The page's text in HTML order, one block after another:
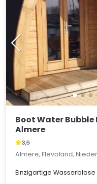
Boot Water
Almere
3,6
Almere, Flevoland,
Einzigartige